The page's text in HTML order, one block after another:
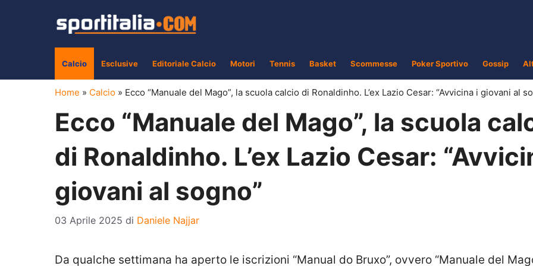
Calcio Esclusive Editoriale Calcio Motori Tennis Basket Scommesse Poker Sportivo Gossip
Home » Calcio » Ecco “Manuale del Mago”, la scuola calcio di Ronaldinho. L’ex Lazio Cesar: “Avvicina i giovani al
Ecco “Manuale del Mago”, la scuola
di Ronaldinho. L’ex Lazio Cesar:
giovani al sogno”
03 Aprile 2025 di Daniele Najjar
Da qualche settimana ha aperto le iscrizioni “Manual do Bruxo”, ovvero “Manuale del